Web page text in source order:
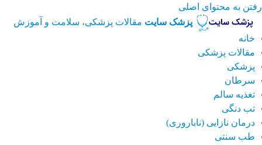
رفتن به محتوای اصلی
پزشک سایت مقالات پزشکی، سلامت و آموزش
خانه
مقالات پزشکی
پزشکی
سرطان
تغذیه سالم
تب دنگی
درمان نازایی (ناباروری)
طب سنتی